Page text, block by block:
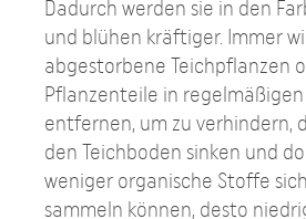
Dadurch werden sie in den
und blühen kräftiger. Immer
abgestorbene Teichpflanzen
Pflanzenteile in
entfernen, um zu verhindern,
den Teichboden sinken und
weniger organische Stoffe
sammeln können, desto